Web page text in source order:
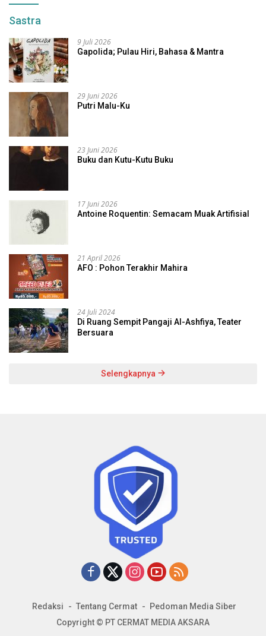
Sastra
9 Juli 2026
Gapolida; Pulau Hiri, Bahasa & Mantra
29 Juni 2026
Putri Malu-Ku
23 Juni 2026
Buku dan Kutu-Kutu Buku
17 Juni 2026
Antoine Roquentin: Semacam Muak Artifisial
21 April 2026
AFO : Pohon Terakhir Mahira
24 Juli 2024
Di Ruang Sempit Pangaji Al-Ashfiya, Teater
Bersuara
Selengkapnya
Redaksi Tentang Cermat
Pedoman Media Siber
Copyright © PT CERMAT MEDIA AKSARA